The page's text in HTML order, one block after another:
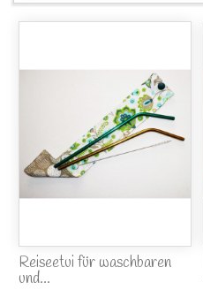
Reiseetui für waschbaren
und...